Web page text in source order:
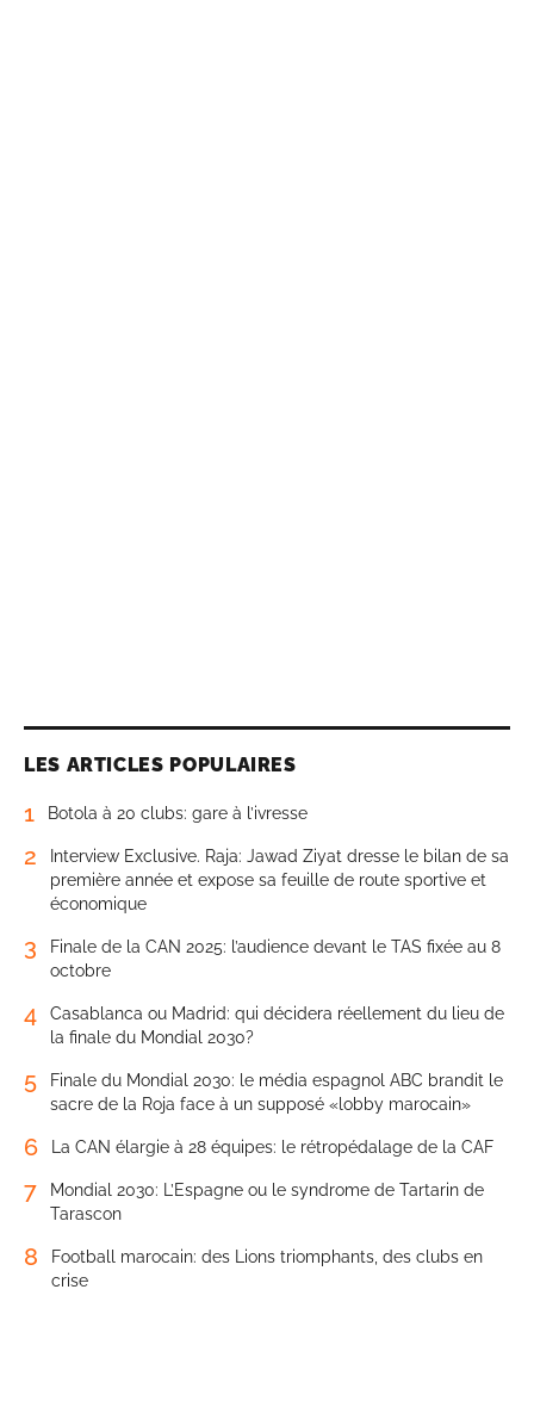
LES ARTICLES POPULAIRES
1 Botola à 20 clubs: gare à l’ivresse
2
Interview Exclusive. Raja: Jawad Ziyat dresse le bilan de sa
première année et expose sa feuille de route sportive et
économique
3
Finale de la CAN 2025: l’audience devant le TAS fixée au 8
octobre
4
Casablanca ou Madrid: qui décidera réellement du lieu de
la finale du Mondial 2030?
5
Finale du Mondial 2030: le média espagnol ABC brandit le
sacre de la Roja face à un supposé «lobby marocain»
6 La CAN élargie à 28 équipes: le rétropédalage de la CAF
7
Mondial 2030: L’Espagne ou le syndrome de Tartarin de
Tarascon
8
Football marocain: des Lions triomphants, des clubs en
crise